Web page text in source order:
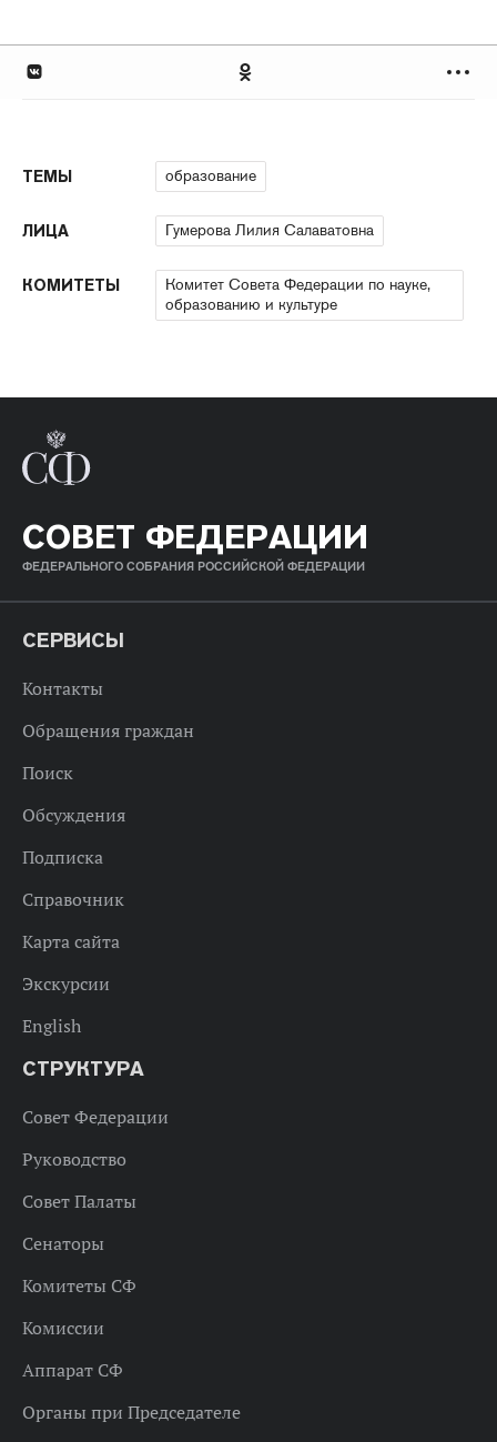
ТЕМЫ образование
ЛИЦА Гумерова Лилия Салаватовна
КОМИТЕТЫ
Комитет Совета Федерации по науке,
образованию и культуре
СОВЕТ ФЕДЕРАЦИИ
ФЕДЕРАЛЬНОГО СОБРАНИЯ РОССИЙСКОЙ ФЕДЕРАЦИИ
СЕРВИСЫ
Контакты
Обращения граждан
Поиск
Обсуждения
Подписка
Справочник
Карта сайта
Экскурсии
English
СТРУКТУРА
Совет Федерации
Руководство
Совет Палаты
Сенаторы
Комитеты СФ
Комиссии
Аппарат СФ
Органы при Председателе